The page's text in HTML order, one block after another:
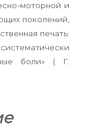
моторной и
поколений,
печать:
боли» ( Г.